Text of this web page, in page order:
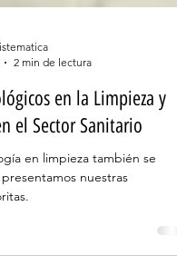
2 min de lectura
en la Limpieza y
el Sector Sanitario
en limpieza también se